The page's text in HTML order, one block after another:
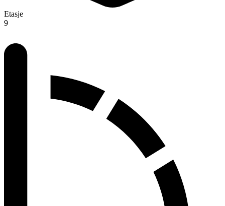
Etasje
9